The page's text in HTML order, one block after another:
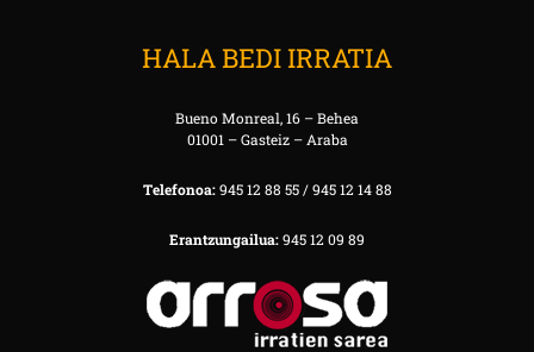
HALA BEDI IRRATIA
Bueno Monreal, 16 – Behea
01001 – Gasteiz – Araba
Telefonoa:945 12 88 55 / 945 12 14 88
Erantzungailua:945 12 09 89